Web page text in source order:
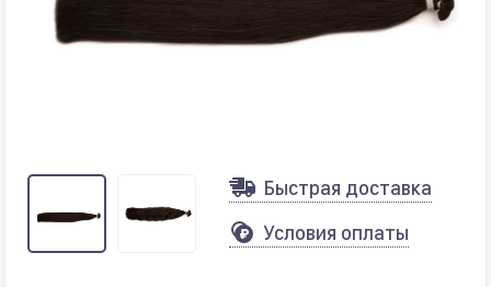
Быстрая доставка
Условия оплаты